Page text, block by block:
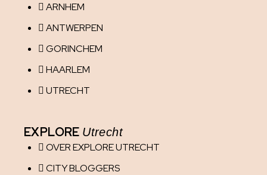
ARNHEM
ANTWERPEN
GORINCHEM
HAARLEM
UTRECHT
EXPLORE Utrecht
OVER EXPLORE UTRECHT
CITY BLOGGERS